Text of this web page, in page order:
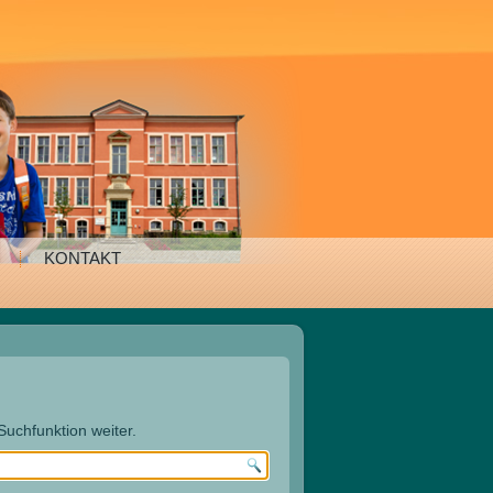
KONTAKT
weiter.